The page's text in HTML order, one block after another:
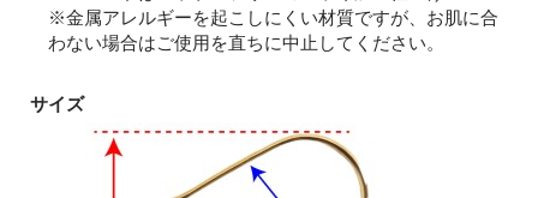
※金属アレルギーを起こしにくい材質ですが、お肌に合
わない場合はご使用を直ちに中止してください。
サイズ